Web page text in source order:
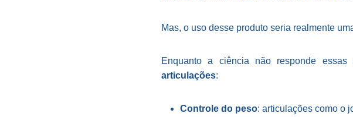
Mas, o uso desse produto seria realmente
Enquanto a ciência não responde
articulações:
Controle do peso: articulações como o